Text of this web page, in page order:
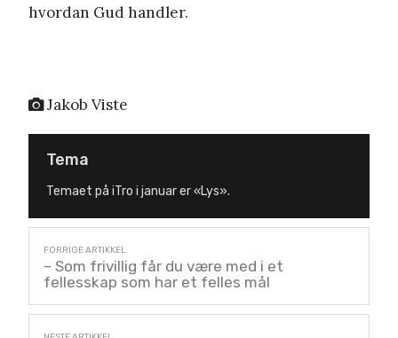
hvordan Gud handler.
Jakob Viste
Tema
Temaet på iTro i januar er «Lys».
– Som frivillig får du være med i et
fellesskap som har et felles mål